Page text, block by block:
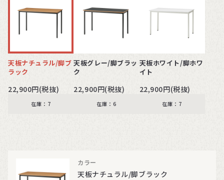
天板ナチュラル/脚ブ
ラック
22,900円(税抜)
在庫：7
天板グレー/脚ブラッ
ク
22,900円(税抜)
在庫：6
天板ホワイト/脚ホワ
イト
22,900円(税抜)
在庫：7
カラー
天板ナチュラル/脚ブラック